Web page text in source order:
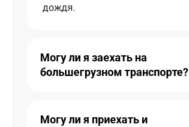
дождя.
Могу ли я заехать на
большегрузном транспорте?
Могу ли я приехать и